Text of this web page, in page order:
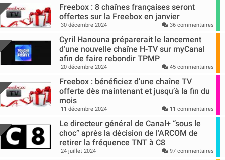
Freebox : 8 chaînes françaises seront
offertes sur la Freebox en janvier
30 décembre 2024 36 commentaires
Cyril Hanouna préparerait le lancement
d’une nouvelle chaîne H-TV sur myCanal
afin de faire rebondir TPMP
20 décembre 2024 45 commentaires
Freebox : bénéficiez d’une chaîne TV
offerte dès maintenant et jusqu’à la fin du
mois
11 décembre 2024 11 commentaires
Le directeur général de Canal+ “sous le
choc” après la décision de l’ARCOM de
retirer la fréquence TNT à C8
24 juillet 2024 97 commentaires